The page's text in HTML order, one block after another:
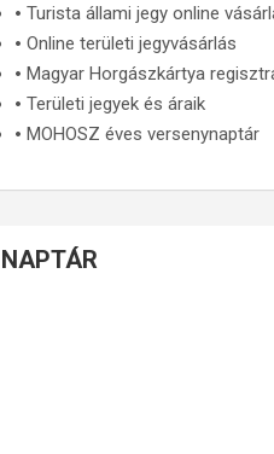
🞄Turista állami jegy online
🞄Online területi jegyvásárlás
🞄Magyar Horgászkártya
🞄Területi jegyek és áraik
🞄MOHOSZ éves versenynaptár
NAPTÁR